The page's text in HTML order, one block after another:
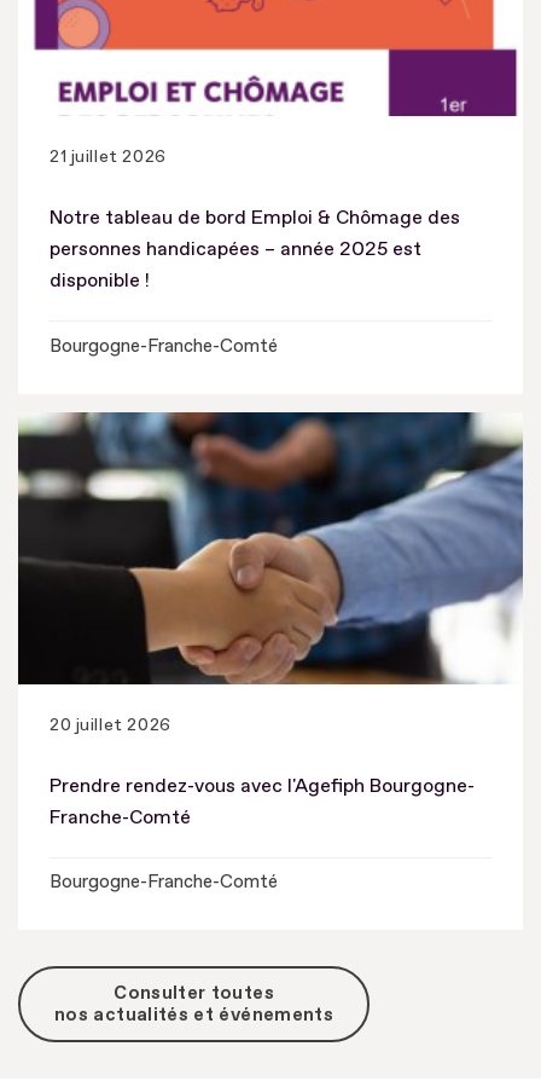
21 juillet 2026
Notre tableau de bord Emploi & Chômage des
personnes handicapées – année 2025 est
disponible !
Bourgogne-Franche-Comté
20 juillet 2026
Prendre rendez-vous avec l'Agefiph Bourgogne-
Franche-Comté
Bourgogne-Franche-Comté
Consulter toutes
nos actualités et événements